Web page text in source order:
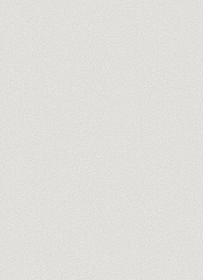
Descubre a los formadores